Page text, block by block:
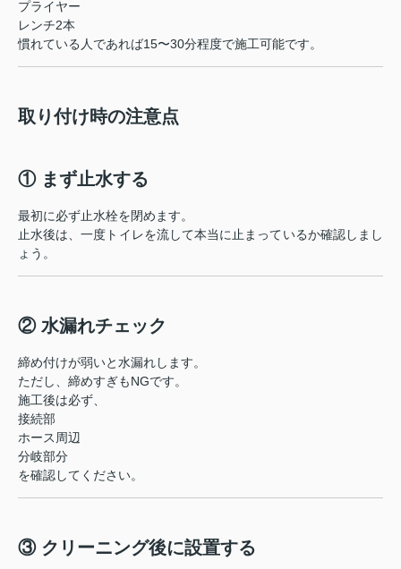
プライヤー
レンチ2本
慣れている人であれば15〜30分程度で施工可能です。
取り付け時の注意点
① まず止水する
最初に必ず止水栓を閉めます。
止水後は、一度トイレを流して本当に止まっているか確認しまし
ょう。
② 水漏れチェック
締め付けが弱いと水漏れします。
ただし、締めすぎもNGです。
施工後は必ず、
接続部
ホース周辺
分岐部分
を確認してください。
③ クリーニング後に設置する